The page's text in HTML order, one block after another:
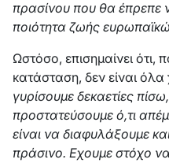
πρασίνου που θα έπρεπε
ποιότητα ζωής
Ωστόσο, επισημαίνει
κατάσταση, δεν είναι
γυρίσουμε δεκαετίες
προστατεύσουμε ό,τι
είναι να διαφυλάξουμε
πράσινο. Εχουμε στόχο